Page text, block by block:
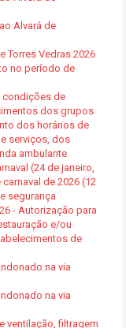
Alvará de
Torres Vedras 2026
no período de
condições de
dos grupos
dos horários de
serviços, dos
ambulante
(24 de janeiro,
de 2026 (12
segurança
- Autorização para
e/ou
de
na via
na via
ventilação, filtragem